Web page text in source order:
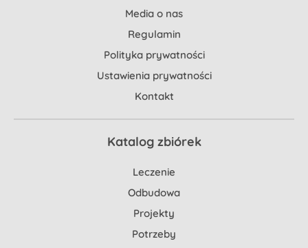
Media o nas
Regulamin
Polityka prywatności
Ustawienia prywatności
Kontakt
Katalog zbiórek
Leczenie
Odbudowa
Projekty
Potrzeby